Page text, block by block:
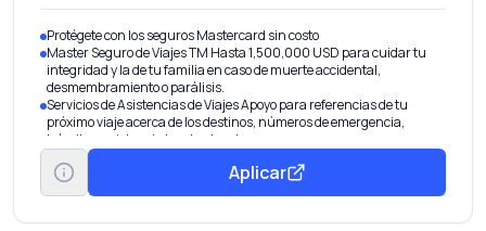
Protégete con los seguros Mastercard sin costo
Master Seguro de Viajes TM Hasta 1,500,000 USD para cuidar tu
integridad y la de tu familia en caso de muerte accidental,
desmembramiento o parálisis.
Servicios de Asistencias de Viajes Apoyo para referencias de tu
próximo viaje acerca de los destinos, números de emergencia,
trámites, asistencia legal y otros temas.
Master Assist Black Cobertura en caso de lesión o enfermedad por
hasta 200,000 USD en tus viajes alrededor del mundo.
Aplicar